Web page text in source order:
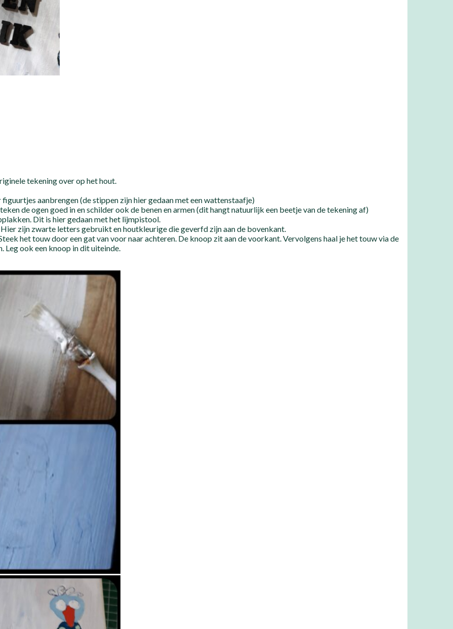
tekening over op het hout.
aanbrengen (de stippen zijn hier gedaan met een wattenstaafje)
de ogen goed in en schilder ook de benen en armen (dit hangt natuurlijk een beetje van de tekening af)
Dit is hier gedaan met het lijmpistool.
zijn zwarte letters gebruikt en houtkleurige die geverfd zijn aan de bovenkant.
het touw door een gat van voor naar achteren. De knoop zit aan de voorkant. Vervolgens haal je het touw via de
Leg ook een knoop in dit uiteinde.